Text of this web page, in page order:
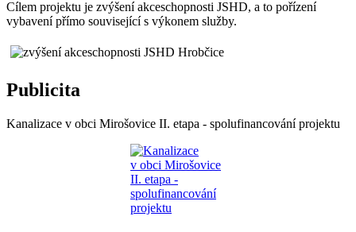
Cílem projektu je zvýšení akceschopnosti JSHD, a to pořízení
vybavení přímo související s výkonem služby.
Publicita
Kanalizace v obci Mirošovice II. etapa - spolufinancování projektu